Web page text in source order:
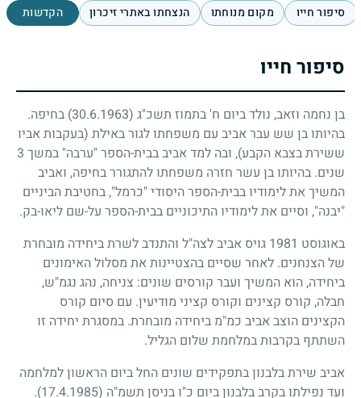
סיפור חייו מקום מנוחתו הנצחתו באתרי זיכרון הקדשות
סיפור חייו
בן נחמה וזאב, נולד ביום ח' בתמוז תשכ"ג (30.6.1963)
בחיפה.
בהיותו בן שש עבר אביב עם משפחתו לגור באילת (בעקבות אביו
ששירת בצבא הקבע), ובה למד אביב בבית-הספר "ערבה" במשך 3
שנים. בהיותו בן עשר חזרה משפחתו להתגורר בחיפה, ואביב
המשיך את לימודיו בבית-הספר היסודי "כרמל", בחטיבת הביניים
"יבנה", וסיים את לימודיו התיכוניים בבית-הספר על-שם ליאו-בק.
באוגוסט 1981 גויס אביב לצה"ל והתנדב לשרת ביחידה מובחרת
של הצנחנים. לאחר שסיים בהצטיינות את מסלול האימונים
ביחידה, הוא המשיך ועבר קורסים שונים: צניחה, נהג נגמ"ש,
חבלה, קורס קצינים וקורס קציני מודיעין. עם סיום קורס
הקצינים הוצב אביב כמ"מ ביחידה מובחרת. במסגרת יחידה זו
השתתף בקרבות במלחמת שלום הגליל.
אביב שירת בלבנון בתפקידים שונים החל ביום הראשון למלחמה
ועד נפילתו בקרב בלבנון ביום כ"ו בניסן תשמ"ה (17.4.1985)
.